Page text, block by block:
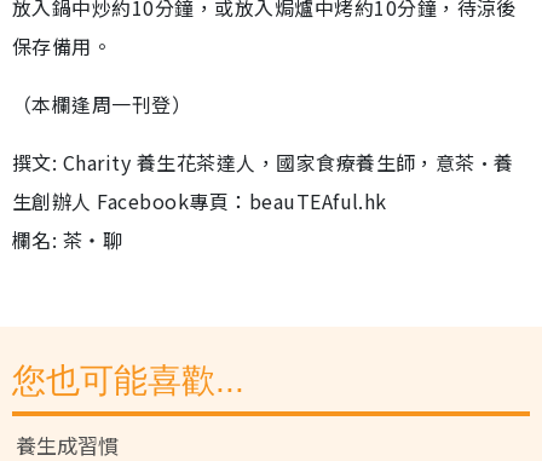
放入鍋中炒約10分鐘，或放入焗爐中烤約10分鐘，待涼後
保存備用。
（本欄逢周一刊登）
撰文: Charity 養生花茶達人，國家食療養生師，意茶•養
生創辦人 Facebook專頁：beauTEAful.hk
欄名: 茶‧聊
您也可能喜歡...
養生成習慣